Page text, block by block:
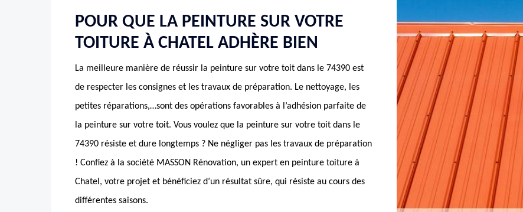
POUR QUE LA PEINTURE SUR VOTRE
TOITURE À CHATEL ADHÈRE BIEN
La meilleure manière de réussir la peinture sur votre toit dans le 74390 est
de respecter les consignes et les travaux de préparation. Le nettoyage, les
petites réparations,…sont des opérations favorables à l’adhésion parfaite de
la peinture sur votre toit. Vous voulez que la peinture sur votre toit dans le
74390 résiste et dure longtemps ? Ne négliger pas les travaux de préparation
! Confiez à la société MASSON Rénovation, un expert en peinture toiture à
Chatel, votre projet et bénéficiez d’un résultat sûre, qui résiste au cours des
différentes saisons.